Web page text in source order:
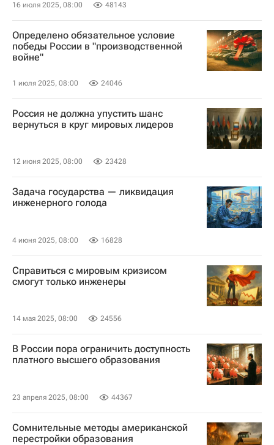
16 июля 2025, 08:00 48143
Определено обязательное условие
победы России в "производственной
войне"
1 июля 2025, 08:00 24046
Россия не должна упустить шанс
вернуться в круг мировых лидеров
12 июня 2025, 08:00 23428
Задача государства — ликвидация
инженерного голода
4 июня 2025, 08:00 16828
Справиться с мировым кризисом
смогут только инженеры
14 мая 2025, 08:00 24556
В России пора ограничить доступность
платного высшего образования
23 апреля 2025, 08:00 44367
Сомнительные методы американской
перестройки образования